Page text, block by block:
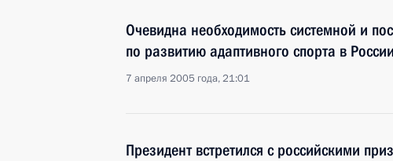
Очевидна необходимость системной и
по развитию адаптивного спорта в России
7 апреля 2005 года, 21:01
Президент встретился с российскими